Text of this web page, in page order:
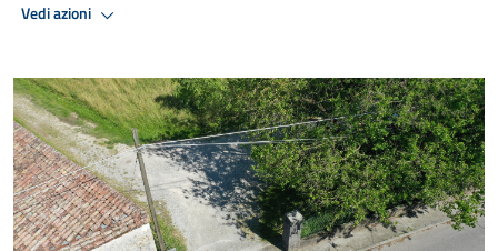
Vedi azioni